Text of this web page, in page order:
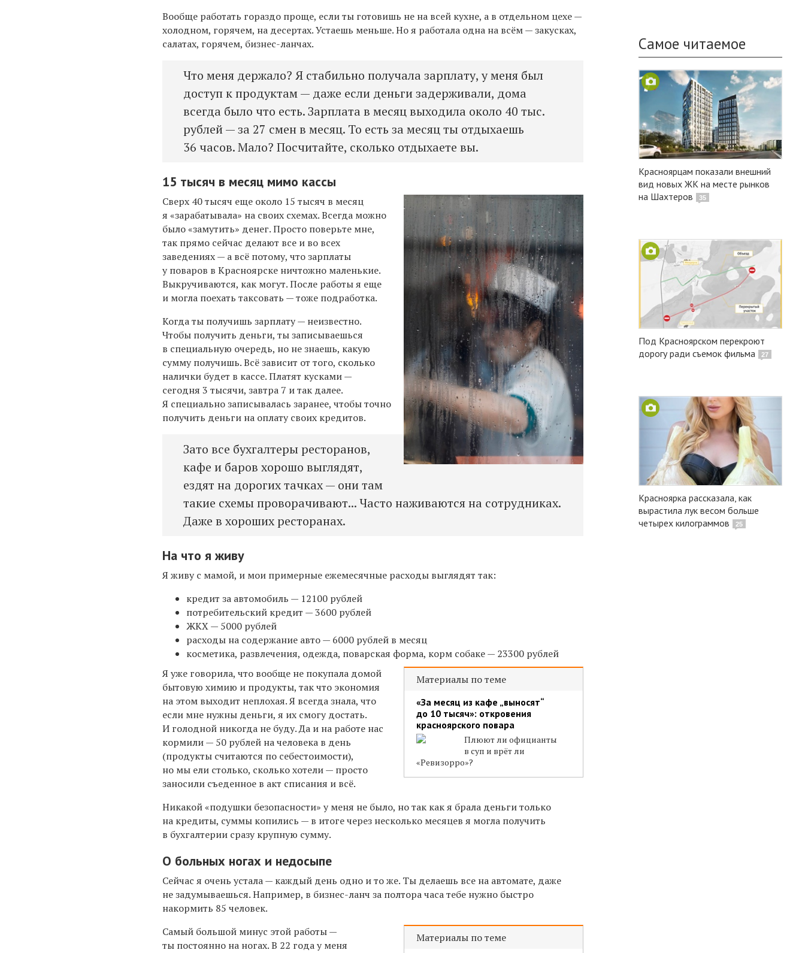
Вообще работать гораздо проще, если ты готовишь не на всей кухне, а в отдельном цехе —
холодном, горячем, на десертах. Устаешь меньше.Но я работала одна на всём — закусках,
салатах, горячем, бизнес-ланчах.
Что меня держало? Я стабильно получала зарплату, у меня был
доступ к продуктам — даже если деньги задерживали, дома
всегда было что есть. Зарплата в месяц выходила около 40 тыс.
рублей — за 27 смен в месяц. То есть за месяц ты отдыхаешь
36 часов. Мало? Посчитайте, сколько отдыхаете вы.
15 тысяч в месяц мимо кассы
Сверх 40 тысяч еще около 15 тысяч в месяц
я «зарабатывала» на своих схемах.Всегда можно
было «замутить» денег.Просто поверьте мне,
так прямо сейчас делают все и во всех
заведениях — а всё потому, что зарплаты
у поваров вКрасноярске ничтожно маленькие.
Выкручиваются, как могут.После работы я еще
и могла поехать таксовать — тоже подработка.
Когда ты получишь зарплату — неизвестно.
Чтобы получить деньги, ты записываешься
в специальную очередь, но не знаешь, какую
сумму получишь. Всё зависит от того, сколько
налички будет в кассе. Платят кусками —
сегодня 3 тысячи, завтра 7 и так далее.
Я специально записывалась заранее, чтобы точно
получить деньги на оплатусвоих кредитов.
Зато все бухгалтеры ресторанов,
кафе и баров хорошо выглядят,
ездят на дорогих тачках — они там
такие схемы проворачивают... Часто наживаются на сотрудниках.
Даже в хороших ресторанах.
На что я живу
Я живу с мамой, и мои примерные ежемесячные расходы выглядят так:
кредит за автомобиль — 12100 рублей
потребительский кредит — 3600 рублей
ЖКХ — 5000 рублей
расходы на содержание авто — 6000 рублей в месяц
косметика, развлечения, одежда, поварская форма, корм собаке — 23300 рублей
Материалы по теме
«За месяц из кафе „выносят“
до 10 тысяч»: откровения
красноярского повара
Плюют ли официанты
в суп и врёт ли
«Ревизорро»?
Яуже говорила, что вообще не покупала домой
бытовую химию и продукты,так что экономия
на этом выходит неплохая.Я всегда знала, что
если мне нужны деньги, я их смогу достать.
И голодной никогда не буду. Да и на работе нас
кормили — 50 рублей на человека в день
(продукты считаются по себестоимости),
но мы ели столько, сколько хотели — просто
заносили съеденное в акт списания и всё.
Никакой «подушки безопасности» у меня не было, но так как я брала деньги только
на кредиты, суммы копились — в итоге через несколько месяцев я могла получить
в бухгалтерии сразу крупную сумму.
О больных ногах и недосыпе
Сейчас я очень устала — каждый день одно и то же. Ты делаешь все на автомате, даже
не задумываешься. Например, в бизнес-ланч за полтора часа тебе нужно быстро
накормить 85 человек.
Материалы по теме
Самый большой минус этой работы —
ты постоянно на ногах. В 22 года у меня
Самое читаемое
Красноярцам показали внешний
вид новых ЖК на месте рынков
на Шахтеров
35
Под Красноярском перекроют
дорогу ради съемок фильма
27
Красноярка рассказала, как
вырастила лук весом больше
четырех килограммов
25